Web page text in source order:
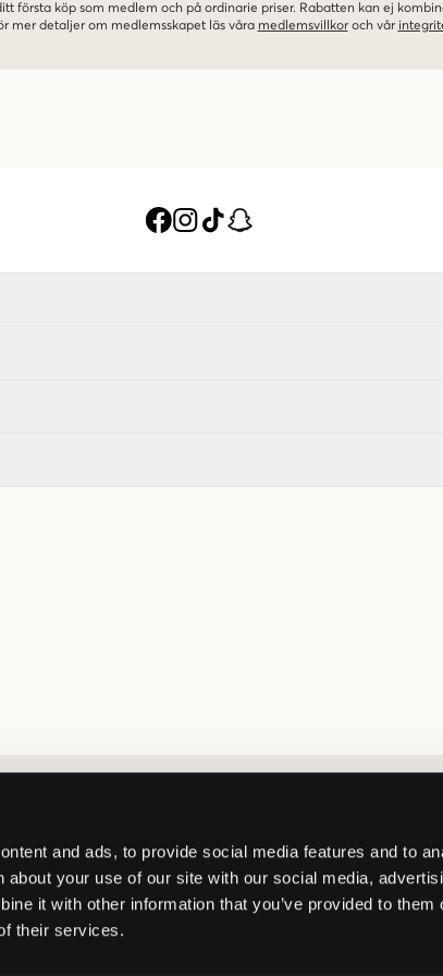
and ads, to provide social media features and to
your use of our site with our social media,
it with other information that you’ve provided to them
their services.
första köp som medlem och på ordinarie priser. Rabatten kan ej
mer detaljer om medlemsskapet läs våra medlemsvillkor och vår